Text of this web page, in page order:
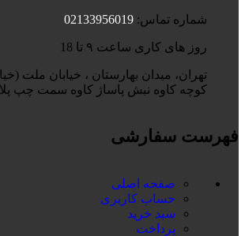
شماره تماس: 02133956019
روز های کاری ساعت ۹ تا 18
تهران، میدان بهارستان ، خیابان ملت
کوچه کاوه نبش پاساژ کاوه سمت چپ
فهرست سفارشی
صفحه اصلی
حساب کاربری
سبد خرید
پرداخت